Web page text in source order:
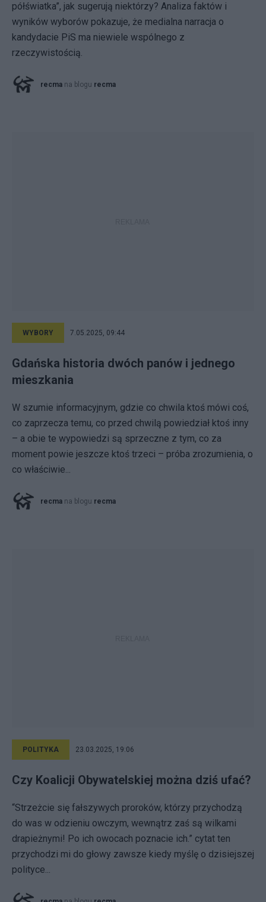
półświatka”, jak sugerują niektórzy? Analiza faktów i
wyników wyborów pokazuje, że medialna narracja o
kandydacie PiS ma niewiele wspólnego z
rzeczywistością.
recma na blogu recma
WYBORY 7.05.2025, 09:44
Gdańska historia dwóch panów i jednego
mieszkania
W szumie informacyjnym, gdzie co chwila ktoś mówi coś,
co zaprzecza temu, co przed chwilą powiedział ktoś inny
– a obie te wypowiedzi są sprzeczne z tym, co za
moment powie jeszcze ktoś trzeci – próba zrozumienia, o
co właściwie...
recma na blogu recma
POLITYKA 23.03.2025, 19:06
Czy Koalicji Obywatelskiej można dziś ufać?
“Strzeżcie się fałszywych proroków, którzy przychodzą
do was w odzieniu owczym, wewnątrz zaś są wilkami
drapieżnymi! Po ich owocach poznacie ich.” cytat ten
przychodzi mi do głowy zawsze kiedy myślę o dzisiejszej
polityce...